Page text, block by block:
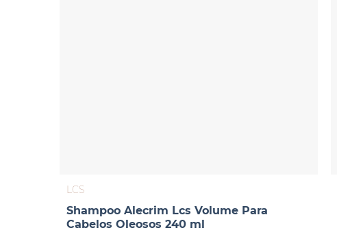
LCS
Shampoo Alecrim Lcs Volume Para
Cabelos Oleosos 240 ml